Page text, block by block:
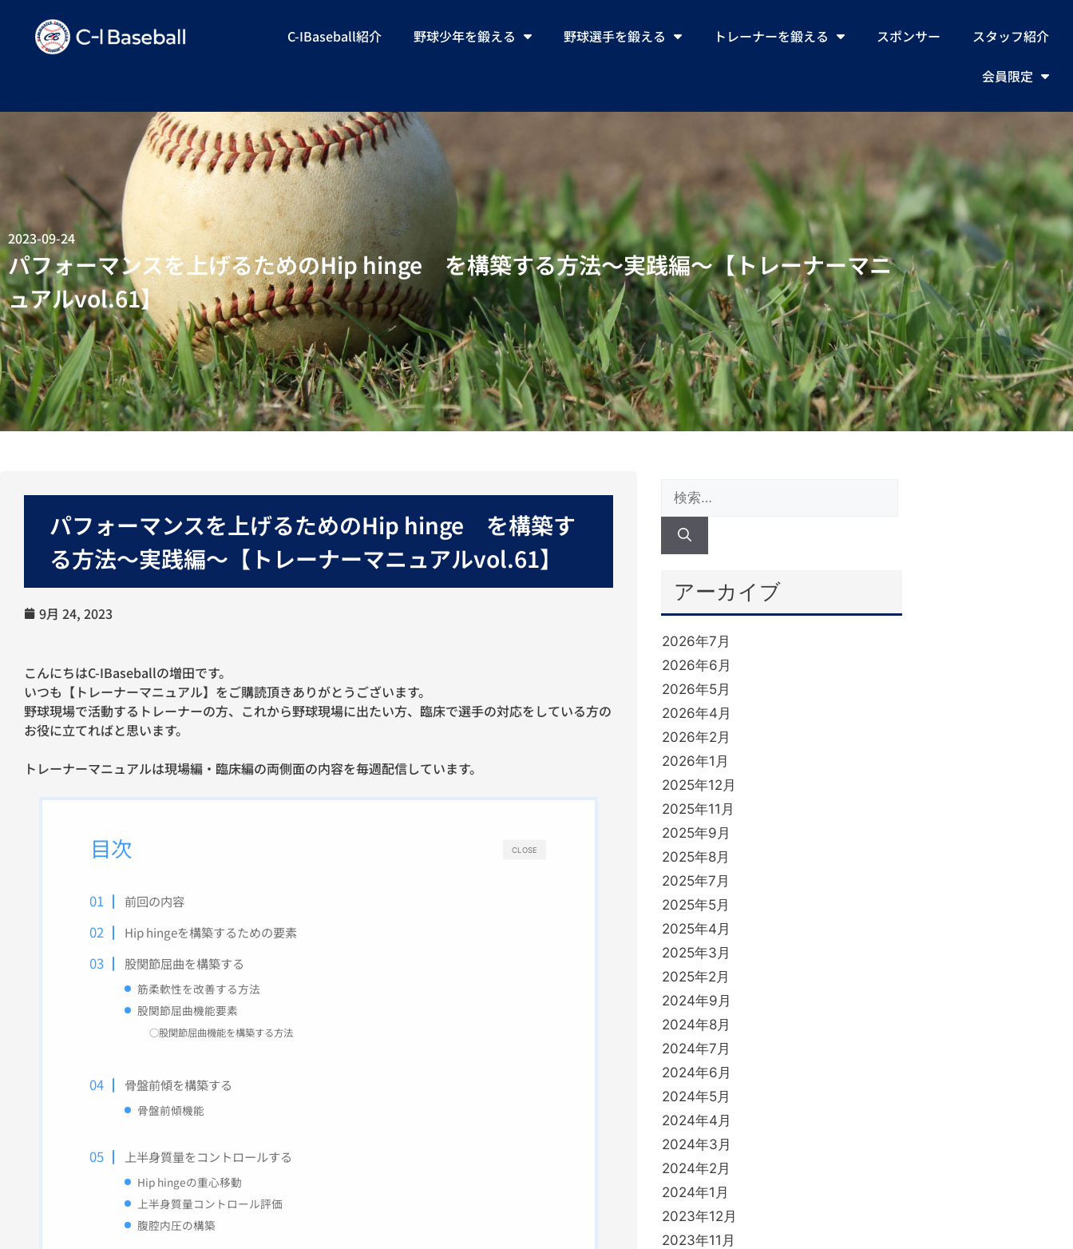
C-IBaseball紹介 野球少年を鍛える 野球選手を鍛える トレーナーを鍛える スポンサー スタッフ紹介
会員限定
2023-09-24
パフォーマンスを上げるためのHip hinge を構築する方法〜実践編〜【トレーナーマニ
ュアルvol.61】
パフォーマンスを上げるためのHip hinge を構築す
る方法〜実践編〜【トレーナーマニュアルvol.61】
9月 24, 2023
こんにちはC-IBaseballの増田です。
いつも【トレーナーマニュアル】をご購読頂きありがとうございます。
野球現場で活動するトレーナーの方、これから野球現場に出たい方、臨床で選手の対応をしている方の
お役に立てればと思います。
トレーナーマニュアルは現場編・臨床編の両側面の内容を毎週配信しています。
CLOSE
目次
前回の内容
Hip hingeを構築するための要素
股関節屈曲を構築する
筋柔軟性を改善する方法
股関節屈曲機能要素
○股関節屈曲機能を構築する方法
骨盤前傾を構築する
骨盤前傾機能
上半身質量をコントロールする
Hip hingeの重心移動
上半身質量コントロール評価
腹腔内圧の構築
アーカイブ
2026年7月
2026年6月
2026年5月
2026年4月
2026年2月
2026年1月
2025年12月
2025年11月
2025年9月
2025年8月
2025年7月
2025年5月
2025年4月
2025年3月
2025年2月
2024年9月
2024年8月
2024年7月
2024年6月
2024年5月
2024年4月
2024年3月
2024年2月
2024年1月
2023年12月
2023年11月